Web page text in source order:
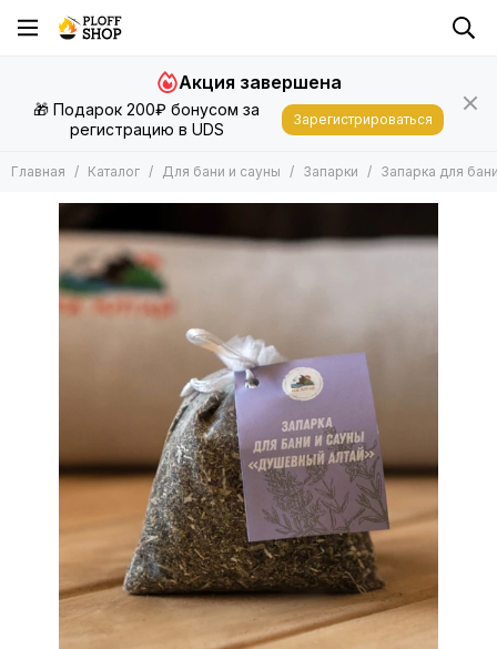
Для бани и сауны
Запарки
Запарки
Запарки 30 гр.
Запарки 90 гр.
Эфирные масла
Подушки, Матрасы, Валики
Другие Аксессуары
🎁 Подарок 200₽ бонусом за
регистрацию в UDS
Акция завершена
Зарегистрироваться
Главная Каталог Для бани и сауны Запарки Запарка для